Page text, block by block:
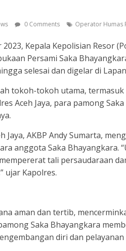
0 Comments Operator Humas
Kepala Kepolisian Resor
Persami Saka
selesai dan digelar di
tokoh-tokoh utama, termasuk
Aceh Jaya, para pamong
Jaya, AKBP Andy Sumarta,
anggota Saka Bhayangkara.
tali persaudaraan
ujar Kapolres.
aman dan tertib,
Saka Bhayangkara
diri dan pelayanan